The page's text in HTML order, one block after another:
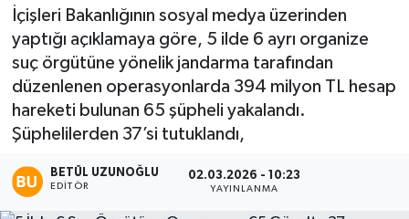
İçişleri Bakanlığının sosyal medya üzerinden
yaptığı açıklamaya göre, 5 ilde 6 ayrı organize
suç örgütüne yönelik jandarma tarafından
düzenlenen operasyonlarda 394 milyon TL hesap
hareketi bulunan 65 şüpheli yakalandı.
Şüphelilerden 37’si tutuklandı,
BETÜL UZUNOĞLU
EDITÖR
02.03.2026 - 10:23
YAYINLANMA
Kültür - Sanat
Yaşam
Haber Arşivi